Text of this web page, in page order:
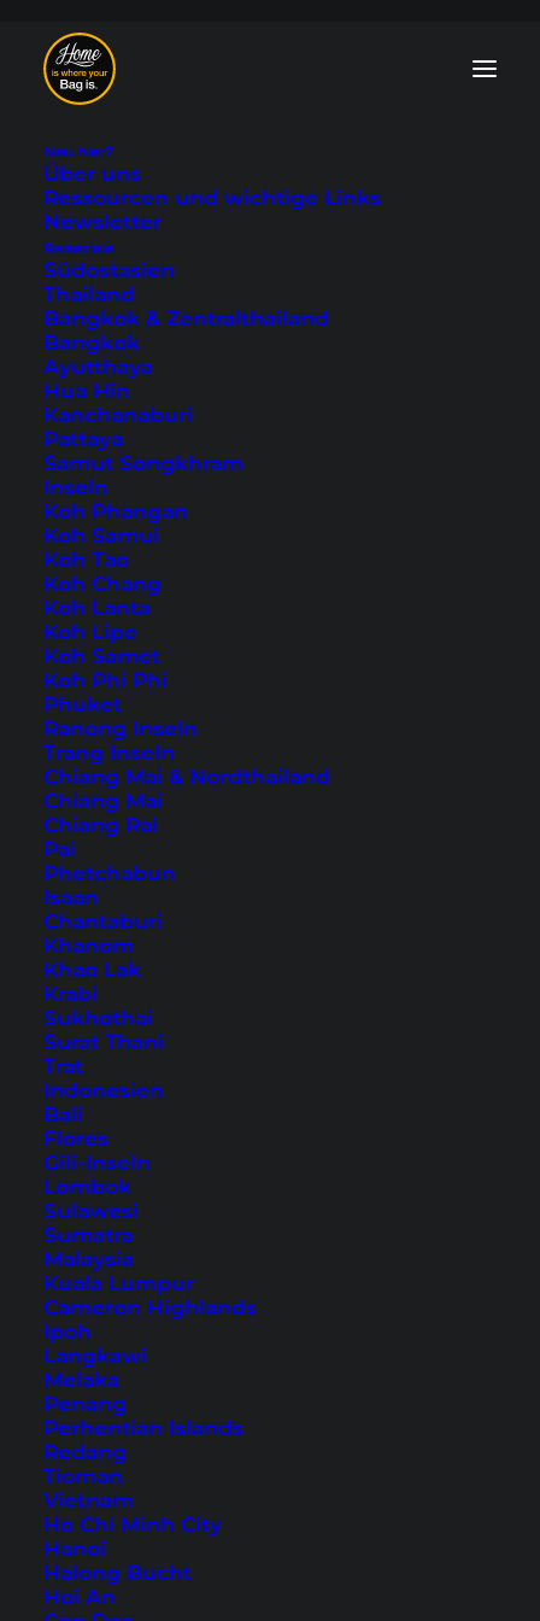
Neu hier?
Über uns
Ressourcen und wichtige Links
Newsletter
Reiseziele
Südostasien
Thailand
Bangkok & Zentralthailand
Bangkok
Ayutthaya
Hua Hin
Kanchanaburi
Pattaya
Samut Songkhram
Inseln
Koh Phangan
Koh Samui
Koh Tao
Koh Chang
Koh Lanta
Koh Lipe
Koh Samet
Koh Phi Phi
Phuket
Ranong Inseln
Trang Inseln
Chiang Mai & Nordthailand
Chiang Mai
Chiang Rai
Pai
Phetchabun
Isaan
Chantaburi
Khanom
Khao Lak
Krabi
Sukhothai
Surat Thani
Trat
Indonesien
Bali
Flores
Gili-Inseln
Lombok
Sulawesi
Sumatra
Malaysia
Kuala Lumpur
Cameron Highlands
Ipoh
Langkawi
Melaka
Penang
Perhentian Islands
Redang
Tioman
Vietnam
Ho Chi Minh City
Hanoi
Halong Bucht
Hoi An
München - Touren
und Ausflüge
Zuletzt aktualisiert: 3. November 2025
Die bayrische Landeshauptstadt München ist
über die Grenzen hinaus bekannt. Fast jeder
kennt den FC Bayern München, einen der
größten Fußballvereine Europas oder auch das
Oktoberfest. Es gibt jedoch viele weitere
Sehenswürdigkeiten in München
Stadt zu einem interessanten Ziel für Touristen
machen.
Interessante Ausflüge und
Touren für München
Inhaltsverzeichnis
Übernachtung in München – unser
Hoteltipp
1. München Hop-On-Hop-Off Tour
2. Gourmet-Tour über den Viktualienmarkt
3. Mystische Sagen und Legenden der
Altstadt
4. Rundgang zum Dritten Reich und
Zweiten Weltkrieg
5. Tagesausflug nach Neuschwanstein
und Linderhof
München: Touren und Tickets
Anreise nach München
Viele Besucher erkunden München auf eigene